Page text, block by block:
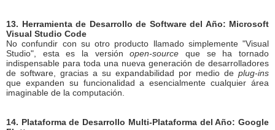
13. Herramienta de Desarrollo de Software del Año: Microsoft
Visual Studio Code
No confundir con su otro producto llamado simplemente "Visual
Studio", esta es la versiónopen-source que se ha tornado
indispensable para toda una nueva generación de desarrolladores
de software, gracias a su expandabilidad por medio de plug-ins
que expanden su funcionalidad a esencialmente cualquier área
imaginable de la computación.
14. Plataforma de Desarrollo Multi-Plataforma del Año: Google